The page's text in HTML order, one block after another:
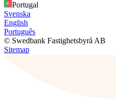
Portugal
Svenska
English
Português
© Swedbank Fastighetsbyrå AB
Sitemap